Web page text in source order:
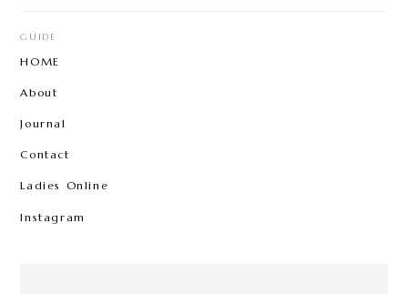
GUIDE
HOME
About
Journal
Contact
Ladies Online
Instagram